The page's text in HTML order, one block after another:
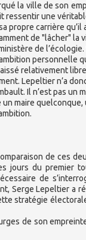
la ville de son
ressentir une
propre carrière qu’il
de "lâcher" la
de
personnelle
relativement
Lepeltier n’a
Il n’est pas un
maire quelconque,
de ces
jours du premier
de
Serge Lepeltier a
stratégie
de son